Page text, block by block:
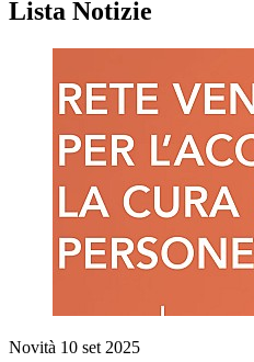
Lista Notizie
Novità 10 set 2025